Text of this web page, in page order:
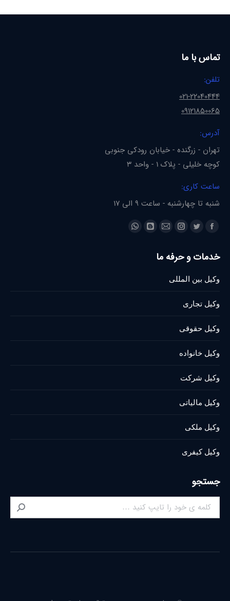
تماس با ما
تلفن:
021-22040444
09121850065
آدرس:
تهران - زرگنده - خیابان رودکی جنوبی
کوچه خلیلی - پلاک 1 - واحد 3
ساعت کاری:
شنبه تا چهارشنبه - ساعت 9 الی 17
Find us on:
Facebook
opens
new
window
Twitter
opens
new
window
Instagram
opens
new
Mail
opens
Blogger
Whatsapp
خدمات و حرفه ما
وکیل بین المللی
وکیل تجاری
وکیل حقوقی
وکیل خانواده
وکیل شرکت
وکیل مالیاتی
وکیل ملکی
وکیل کیفری
جستجو
Search: